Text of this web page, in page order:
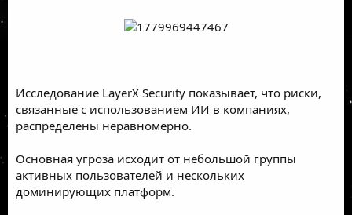
Исследование LayerX Security показывает, что риски,
связанные с использованием ИИ в компаниях,
распределены неравномерно.
Основная угроза исходит от небольшой группы
активных пользователей и нескольких
доминирующих платформ.